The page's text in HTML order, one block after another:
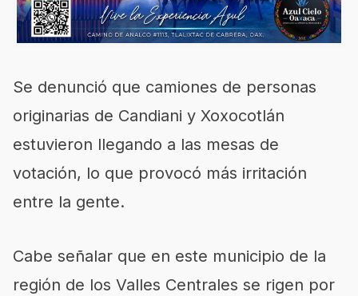
Se denunció que camiones de personas
originarias de Candiani y Xoxocotlán
estuvieron llegando a las mesas de
votación, lo que provocó más irritación
entre la gente.
Cabe señalar que en este municipio de la
región de los Valles Centrales se rigen por